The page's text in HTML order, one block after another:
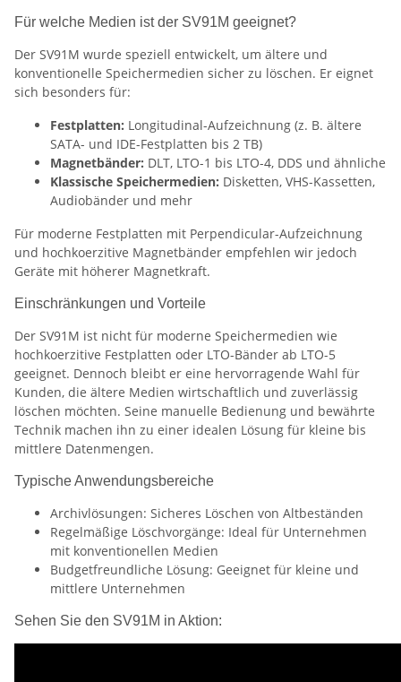
Für welche Medien ist der SV91M geeignet?
Der SV91M wurde speziell entwickelt, um ältere und
konventionelle Speichermedien sicher zu löschen. Er eignet
sich besonders für:
Festplatten: Longitudinal-Aufzeichnung (z. B. ältere
SATA- und IDE-Festplatten bis 2 TB)
Magnetbänder: DLT, LTO-1 bis LTO-4, DDS und ähnliche
Klassische Speichermedien: Disketten, VHS-Kassetten,
Audiobänder und mehr
Für moderne Festplatten mit Perpendicular-Aufzeichnung
und hochkoerzitive Magnetbänder empfehlen wir jedoch
Geräte mit höherer Magnetkraft.
Einschränkungen und Vorteile
Der SV91M ist nicht für moderne Speichermedien wie
hochkoerzitive Festplatten oder LTO-Bänder ab LTO-5
geeignet. Dennoch bleibt er eine hervorragende Wahl für
Kunden, die ältere Medien wirtschaftlich und zuverlässig
löschen möchten. Seine manuelle Bedienung und bewährte
Technik machen ihn zu einer idealen Lösung für kleine bis
mittlere Datenmengen.
Typische Anwendungsbereiche
Archivlösungen: Sicheres Löschen von Altbeständen
Regelmäßige Löschvorgänge: Ideal für Unternehmen
mit konventionellen Medien
Budgetfreundliche Lösung: Geeignet für kleine und
mittlere Unternehmen
Sehen Sie den SV91M in Aktion: